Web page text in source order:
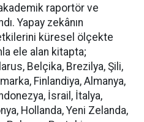
raportör ve
Yapay zekânın
küresel ölçekte
ele alan kitapta;
Belçika, Brezilya, Şili,
Finlandiya, Almanya,
İsrail, İtalya,
Hollanda, Yeni Zelanda,